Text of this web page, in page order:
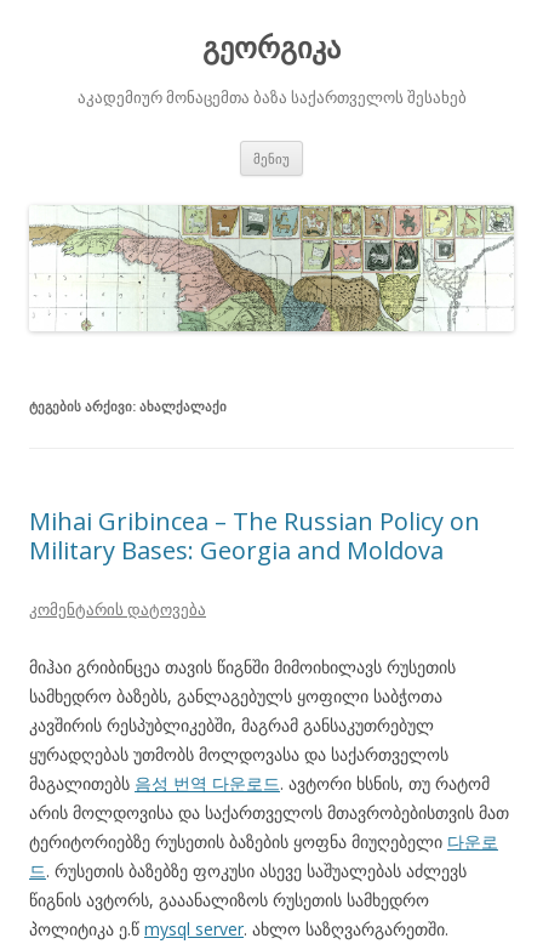
გეორგიკა
აკადემიურ მონაცემთა ბაზა საქართველოს შესახებ
მენიუ
ᲢᲔᲒᲔᲑᲘᲡ ᲐᲠᲥᲘᲕᲘ: ᲐᲮᲐᲚᲥᲐᲚᲐᲥᲘ
Mihai Gribincea – The Russian Policy on
Military Bases: Georgia and Moldova
კომენტარის დატოვება
მიჰაი გრიბინცეა თავის წიგნში მიმოიხილავს რუსეთის
სამხედრო ბაზებს, განლაგებულს ყოფილი საბჭოთა
კავშირის რესპუბლიკებში, მაგრამ განსაკუთრებულ
ყურადღებას უთმობს მოლდოვასა და საქართველოს
მაგალითებს 음성 번역 다운로드. ავტორი ხსნის, თუ რატომ
არის მოლდოვისა და საქართველოს მთავრობებისთვის მათ
ტერიტორიებზე რუსეთის ბაზების ყოფნა მიუღებელი 다운로
드. რუსეთის ბაზებზე ფოკუსი ასევე საშუალებას აძლევს
წიგნის ავტორს, გააანალიზოს რუსეთის სამხედრო
პოლიტიკა ე.წ mysql server. ახლო საზღვარგარეთში.